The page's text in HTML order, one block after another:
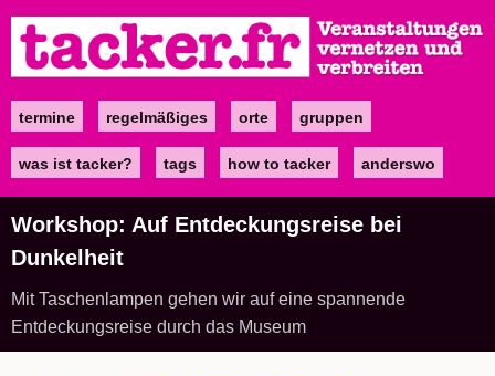
zum
Inhalt
Maintermine regelmäßiges orte gruppen
was ist tacker? tags how to tacker anderswo
Workshop: Auf Entdeckungsreise bei
Dunkelheit
Mit Taschenlampen gehen wir auf eine spannende
Entdeckungsreise durch das Museum